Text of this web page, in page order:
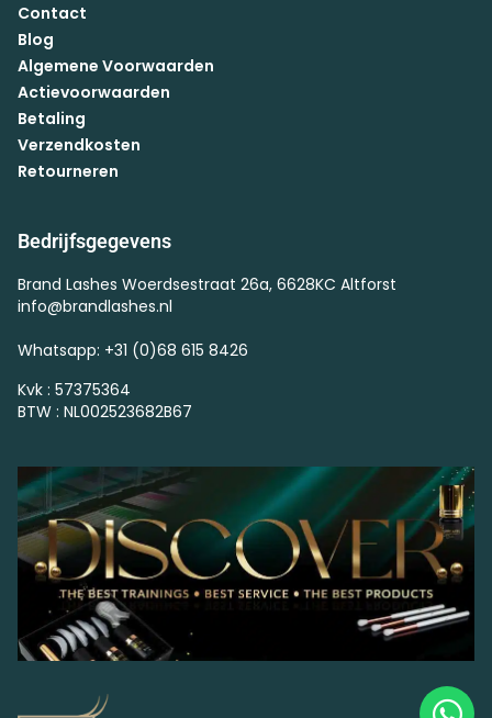
Contact
Blog
Algemene Voorwaarden
Actievoorwaarden
Betaling
Verzendkosten
Retourneren
Bedrijfsgegevens
Brand Lashes Woerdsestraat 26a, 6628KC Altforst
info@brandlashes.nl
Whatsapp: +31 (0)68 615 8426
Kvk : 57375364
BTW : NL002523682B67